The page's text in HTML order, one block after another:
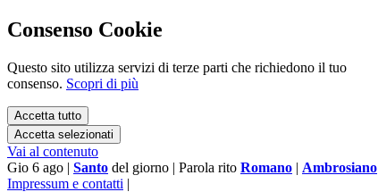
Consenso Cookie
Questo sito utilizza servizi di terze parti che richiedono il tuo
consenso. Scopri di più
Accetta tutto
Accetta selezionati
Vai al contenuto
Gio 6 ago | Santo del giorno | Parola rito Romano | Ambrosiano
Impressum e contatti |